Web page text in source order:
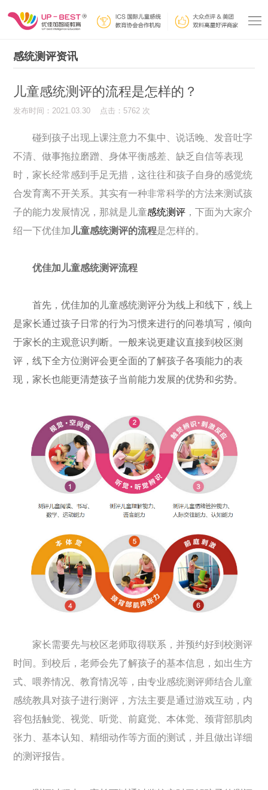
感统测评资讯
儿童感统测评的流程是怎样的？
发布时间：2021.03.30 点击：5762 次
碰到孩子出现上课注意力不集中、说话晚、发音吐字
不清、做事拖拉磨蹭、身体平衡感差、缺乏自信等表现
时，家长经常感到手足无措，这往往和孩子自身的感觉统
合发育离不开关系。其实有一种非常科学的方法来测试孩
子的能力发展情况，那就是儿童感统测评 ，下面为大家介
绍一下优佳加 儿童感统测评的流程是怎样的。
优佳加儿童感统测评流程
首先，优佳加的儿童感统测评分为线上和线下，线上
是家长通过孩子日常的行为习惯来进行的问卷填写，倾向
于家长的主观意识判断。一般来说更建议直接到校区测
评，线下全方位测评会更全面的了解孩子各项能力的表
现，家长也能更清楚孩子当前能力发展的优势和劣势。
家长需要先与校区老师取得联系，并预约好到校测评
时间。到校后，老师会先了解孩子的基本信息，如出生方
式、喂养情况、教育情况等，由专业感统测评师结合儿童
感统教具对孩子进行测评，方法主要是通过游戏互动，内
容包括触觉、视觉、听觉、前庭觉、本体觉、颈背部肌肉
张力、基本认知、精细动作等方面的测试，并且做出详细
的测评报告。